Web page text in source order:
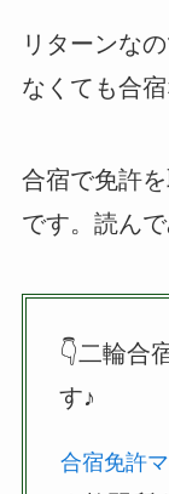
リターンな
なくても合宿
合宿で免許
です。読んで
👇二輪合
す♪
合宿免許